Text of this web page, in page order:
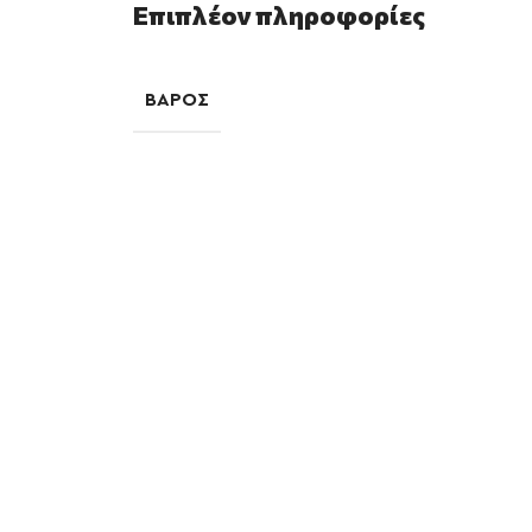
Επιπλέον πληροφορίες
ΒΆΡΟΣ